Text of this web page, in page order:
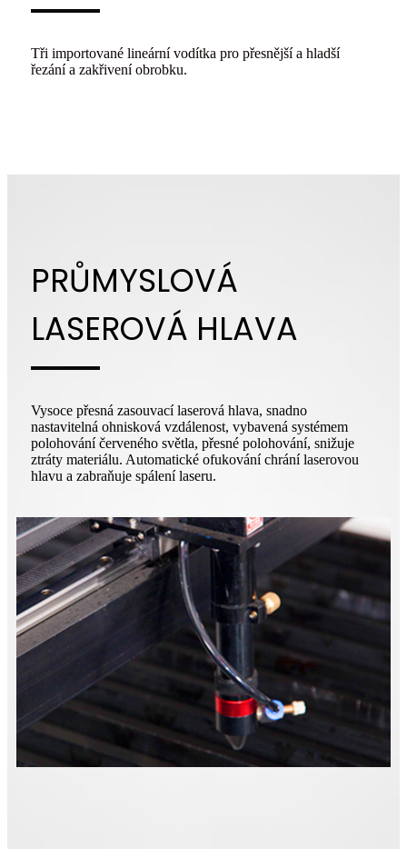
Tři importované lineární vodítka pro přesnější a hladší
řezání a zakřivení obrobku.
PRŮMYSLOVÁ
LASEROVÁ HLAVA
Vysoce přesná zasouvací laserová hlava, snadno
nastavitelná ohnisková vzdálenost, vybavená systémem
polohování červeného světla, přesné polohování, snižuje
ztráty materiálu. Automatické ofukování chrání laserovou
hlavu a zabraňuje spálení laseru.